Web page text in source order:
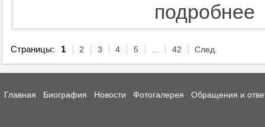
подробнее
Страницы: 1 2 3 4 5 ... 42 След.
Главная Биография Новости Фотогалерея Обращения и